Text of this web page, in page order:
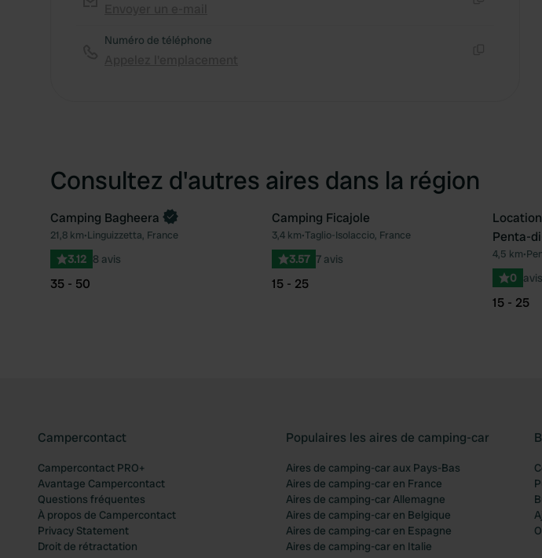
Numéro de téléphone
Consultez d'autres aires dans la région
Préféré
Camping Bagheera
21,8 km•Linguizzetta, France
3.12 8 avis
35 - 50
Préféré
Camping Ficajole
3,4 km•Taglio-Isolaccio, France
3.57 7 avis
15 - 25
Penta-
4,5 km•
0 avis
15 - 25
Campercontact
Campercontact PRO+
Avantage Campercontact
Questions fréquentes
À propos de Campercontact
Privacy Statement
Droit de rétractation
Populaires les aires de camping-car
Aires de camping-car aux Pays-Bas
Aires de camping-car en France
Aires de camping-car Allemagne
Aires de camping-car en Belgique
Aires de camping-car en Espagne
Aires de camping-car en Italie